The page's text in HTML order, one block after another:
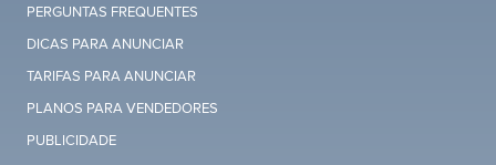
PERGUNTAS FREQUENTES
DICAS PARA ANUNCIAR
TARIFAS PARA ANUNCIAR
PLANOS PARA VENDEDORES
PUBLICIDADE